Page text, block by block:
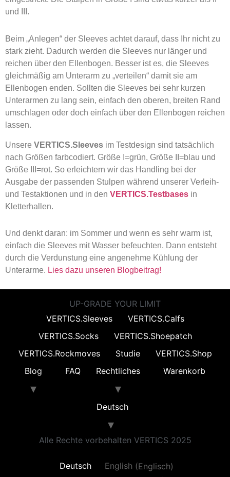
und III.
Beim „Anlegen“ der Sleeves achtet darauf, dass Ihr nicht zu
stark zieht. Dadurch werden die Sleeves nur länger und
reichen über den Ellenbogen. Besser ist es, die Sleeves
gleichmäßig am Unterarm zu „verteilen“ damit sie am
Ellenbogen enden. Sollten die Sleeves bei sehr kurzen
Unterarmen zu lang sein, einfach den oberen, breiten Rand
umschlagen oder doch einfach über den Ellenbogen reichen
lassen.
Unsere VERTICS.Sleeves im Testdesign sind tatsächlich
nach Größen farbcodiert. Größe I=grün, Größe II=blau und
Größe III=rot. So erleichtern wir das Handling bei der
Ausgabe der passenden Stulpen während unserer Verleih-
und Testaktionen und in den VERTICS.Testbases in
Kletterhallen.
Und denkt daran: im Sommer und wenn es sehr warm ist,
einfach die Sleeves mit Wasser befeuchten. Dann entsteht
durch die Verdunstung eine angenehme Kühlung der
Unterarme. Lies dazu unseren Blogbeitrag!
UP-GRADE YOUR LIMIT
VERTICS.Sleeves
VERTICS.Calfs
VERTICS.Socks
VERTICS.Shoepatch
VERTICS.Rockmoves
Studie
VERTICS.Shop
Blog
FAQ Rechtliches Warenkorb
Deutsch
Alle Rechte vorbehalten VERTICS 2025
Deutsch English (Englisch)